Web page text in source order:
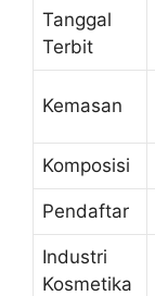
Tanggal
Terbit
Kemasan
Komposisi
Pendaftar
Industri
Kosmetika